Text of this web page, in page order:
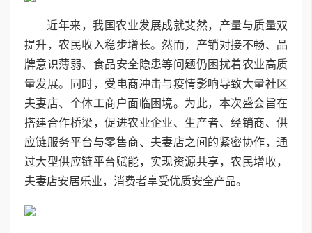
近年来，我国农业发展成就斐然，产量与质量双
提升，农民收入稳步增长。然而，产销对接不畅、品
牌意识薄弱、食品安全隐患等问题仍困扰着农业高质
量发展。同时，受电商冲击与疫情影响导致大量社区
夫妻店、个体工商户面临困境。为此，本次盛会旨在
搭建合作桥梁，促进农业企业、生产者、经销商、供
应链服务平台与零售商、夫妻店之间的紧密协作，通
过大型供应链平台赋能，实现资源共享，农民增收，
夫妻店安居乐业，消费者享受优质安全产品。